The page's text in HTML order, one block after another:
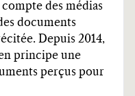
des médias
documents
Depuis 2014,
principe une
perçus pour